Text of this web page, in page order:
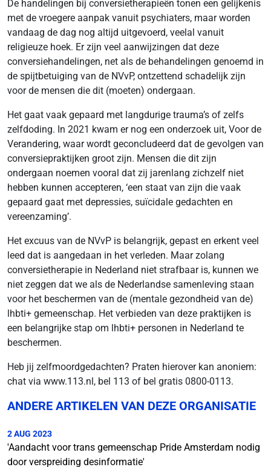
De handelingen bij conversietherapieën tonen een gelijkenis
met de vroegere aanpak vanuit psychiaters, maar worden
vandaag de dag nog altijd uitgevoerd, veelal vanuit
religieuze hoek. Er zijn veel aanwijzingen dat deze
conversiehandelingen, net als de behandelingen genoemd in
de spijtbetuiging van de NVvP, ontzettend schadelijk zijn
voor de mensen die dit (moeten) ondergaan.
Het gaat vaak gepaard met langdurige trauma’s of zelfs
zelfdoding. In 2021 kwam er nog een onderzoek uit, Voor de
Verandering, waar wordt geconcludeerd dat de gevolgen van
conversiepraktijken groot zijn. Mensen die dit zijn
ondergaan noemen vooral dat zij jarenlang zichzelf niet
hebben kunnen accepteren, ‘een staat van zijn die vaak
gepaard gaat met depressies, suïcidale gedachten en
vereenzaming’.
Het excuus van de NVvP is belangrijk, gepast en erkent veel
leed dat is aangedaan in het verleden. Maar zolang
conversietherapie in Nederland niet strafbaar is, kunnen we
niet zeggen dat we als de Nederlandse samenleving staan
voor het beschermen van de (mentale gezondheid van de)
lhbti+ gemeenschap. Het verbieden van deze praktijken is
een belangrijke stap om lhbti+ personen in Nederland te
beschermen.
Heb jij zelfmoordgedachten? Praten hierover kan anoniem:
chat via www.113.nl, bel 113 of bel gratis 0800-0113.
ANDERE ARTIKELEN VAN DEZE ORGANISATIE
2 AUG 2023
'Aandacht voor trans gemeenschap Pride Amsterdam nodig
door verspreiding desinformatie'